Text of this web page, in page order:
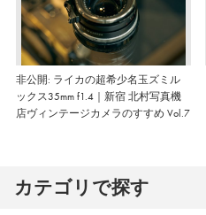
非公開: ライカの超希少名玉ズミル
ックス35mm f1.4｜新宿 北村写真機
店ヴィンテージカメラのすすめ Vol.7
カテゴリで探す